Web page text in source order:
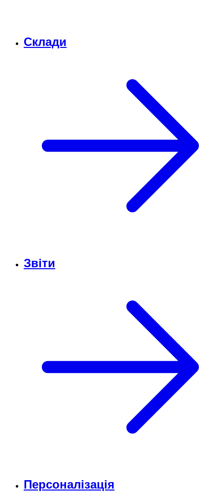
Склади
Звіти
Персоналізація